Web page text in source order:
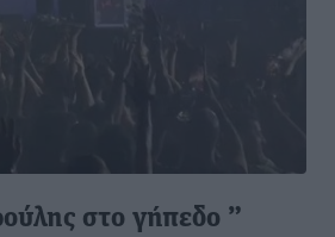
στο γήπεδο ”